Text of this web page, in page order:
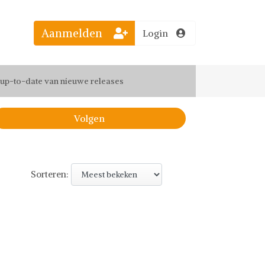
jouw favoriete looks
to-date van nieuwe releases
de leukste items met vrienden
Aanmelden Login
Volgen
Sorteren: